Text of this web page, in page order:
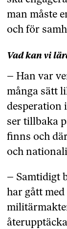
man måste
och för
Vad kan vi
– Han var
många sätt
desperation
ser tillbaka
finns och
och
– Samtidigt
har gått